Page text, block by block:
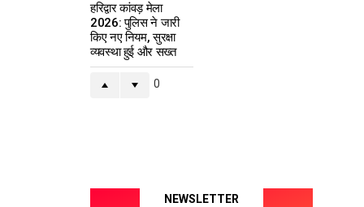
हरिद्वार कांवड़ मेला
2026: पुलिस ने जारी
किए नए नियम, सुरक्षा
व्यवस्था हुई और सख्त
0
NEWSLETTER